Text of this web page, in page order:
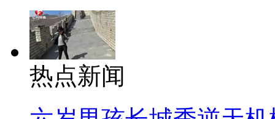
热点新闻